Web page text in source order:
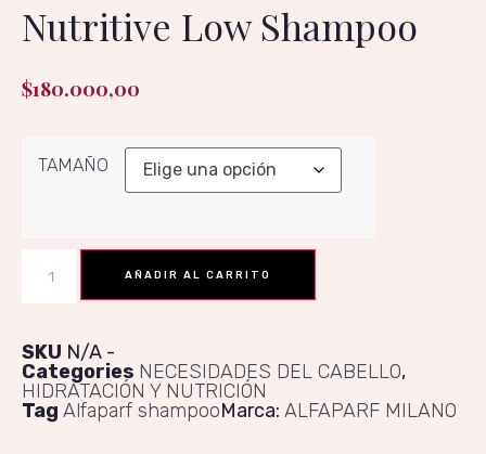
Nutritive Low Shampoo
$180.000,00
TAMAÑO
AÑADIR AL CARRITO
SKU N/A
Categories NECESIDADES DEL CABELLO,
HIDRATACIÓN Y NUTRICIÓN
Tag Alfaparf shampooMarca: ALFAPARF MILANO